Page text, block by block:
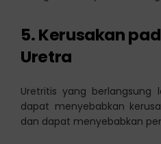
5. Kerusakan
Uretra
Uretritis yang berlangsung
dapat menyebabkan
dan dapat menyebabkan